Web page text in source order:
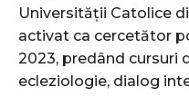
Universității Catolice
activat ca cercetător
2023, predând cursuri
ecleziologie, dialog